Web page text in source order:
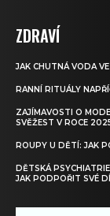
ZDRAVÍ
JAK CHUTNÁ VODA
RANNÍ RITUÁLY
ZAJÍMAVOSTI O
SVĚŽEST V ROCE
ROUPY U DĚTÍ: JAK
DĚTSKÁ
JAK PODPOŘIT SVÉ